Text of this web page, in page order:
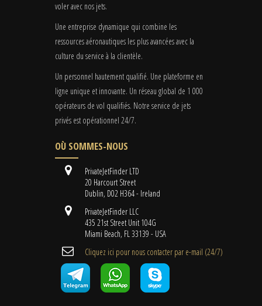
voler avec nos jets.
Une entreprise dynamique qui combine les
ressources aéronautiques les plus avancées avec la
culture du service à la clientèle.
Un personnel hautement qualifié. Une plateforme en
ligne unique et innovante. Un réseau global de 1 000
opérateurs de vol qualifiés. Notre service de jets
privés est opérationnel 24/7.
OÙ SOMMES-NOUS
PrivateJetFinder LTD
20 Harcourt Street
Dublin, D02 H364 - Ireland
PrivateJetFinder LLC
435 21st Street Unit 104G
Miami Beach, FL 33139 - USA
Cliquez ici pour nous contacter par e-mail (24/7)